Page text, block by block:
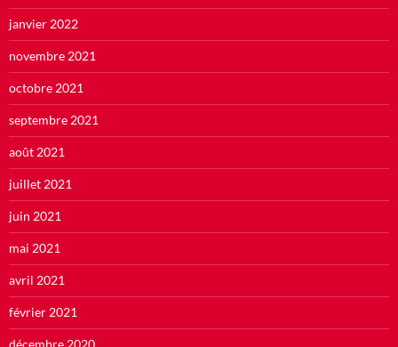
janvier 2022
novembre 2021
octobre 2021
septembre 2021
août 2021
juillet 2021
juin 2021
mai 2021
avril 2021
février 2021
décembre 2020